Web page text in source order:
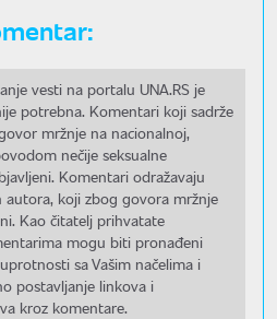
vesti na portalu UNA.RS je
potrebna. Komentari koji sadrže
mržnje na nacionalnoj,
nečije seksualne
Komentari odražavaju
koji zbog govora mržnje
Kao čitatelj prihvatate
mogu biti pronađeni
sa Vašim načelima i
postavljanje linkova i
kroz komentare.